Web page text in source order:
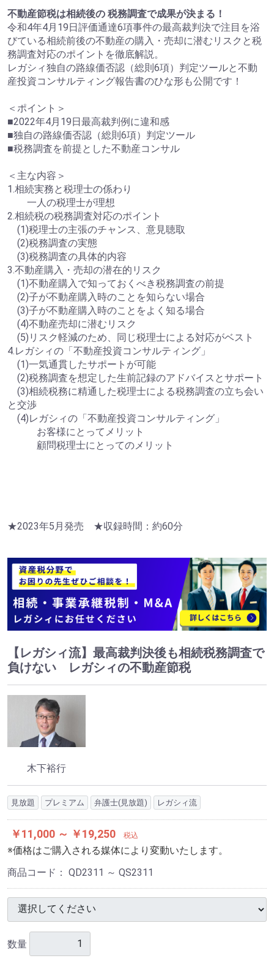
不動産節税は相続後の 税務調査で成果が決まる！
令和4年4月19日評価通達6項事件の最高裁判決で注目を浴
びている相続前後の不動産の購入・売却に潜むリスクと税
務調査対応のポイントを徹底解説。
レガシィ独自の路線価否認（総則6項）判定ツールと不動
産投資コンサルティング報告書のひな形も公開です！
＜ポイント＞
■2022年4月19日最高裁判例に違和感
■独自の路線価否認（総則6項）判定ツール
■税務調査を前提とした不動産コンサル
＜主な内容＞
1.相続実務と税理士の係わり
一人の税理士が理想
2.相続税の税務調査対応のポイント
(1)税理士の主張のチャンス、意見聴取
(2)税務調査の実態
(3)税務調査の具体的内容
3.不動産購入・売却の潜在的リスク
(1)不動産購入で知っておくべき税務調査の前提
(2)子が不動産購入時のことを知らない場合
(3)子が不動産購入時のことをよく知る場合
(4)不動産売却に潜むリスク
(5)リスク軽減のため、同じ税理士による対応がベスト
4.レガシィの「不動産投資コンサルティング」
(1)一気通貫したサポートが可能
(2)税務調査を想定した生前記録のアドバイスとサポート
(3)相続税務に精通した税理士による税務調査の立ち会い
と交渉
(4)レガシィの「不動産投資コンサルティング」
お客様にとってメリット
顧問税理士にとってのメリット
★2023年5月発売 ★収録時間：約60分
【レガシィ流】最高裁判決後も相続税務調査で
負けない レガシィの不動産節税
木下裕行
見放題 プレミアム 弁護士(見放題) レガシィ流
￥11,000 ～ ￥19,250 税込
※価格はご購入される媒体により変動いたします。
商品コード： QD2311 ～ QS2311
数量